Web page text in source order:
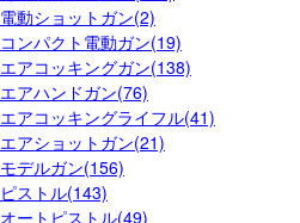
電動ショットガン(2)
コンパクト電動ガン(19)
エアコッキングガン(138)
エアハンドガン(76)
エアコッキングライフル(41)
エアショットガン(21)
モデルガン(156)
ピストル(143)
オートピストル(49)